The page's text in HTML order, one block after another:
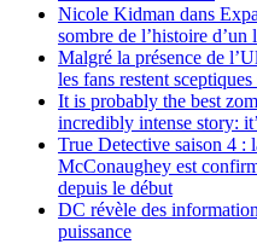
Nicole Kidman dans
sombre de l’histoire d’un
Malgré la présence de
les fans restent
It is probably the best
incredibly intense story:
True Detective saison 4 :
McConaughey est
depuis le début
DC révèle des
puissance